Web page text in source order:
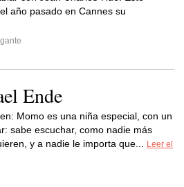
año pasado en Cannes su
Ende
Momo es una niña especial, con un
sabe escuchar, como nadie más
y a nadie le importa que...
Leer el